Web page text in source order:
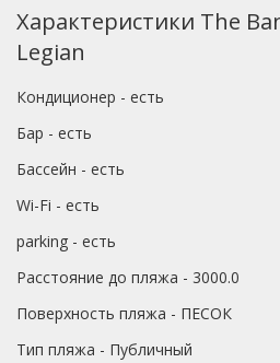
Характеристики The
Legian
Кондиционер - есть
Бар - есть
Бассейн - есть
Wi-Fi - есть
parking - есть
Расстояние до пляжа - 3000.0
Поверхность пляжа - ПЕСОК
Тип пляжа - Публичный